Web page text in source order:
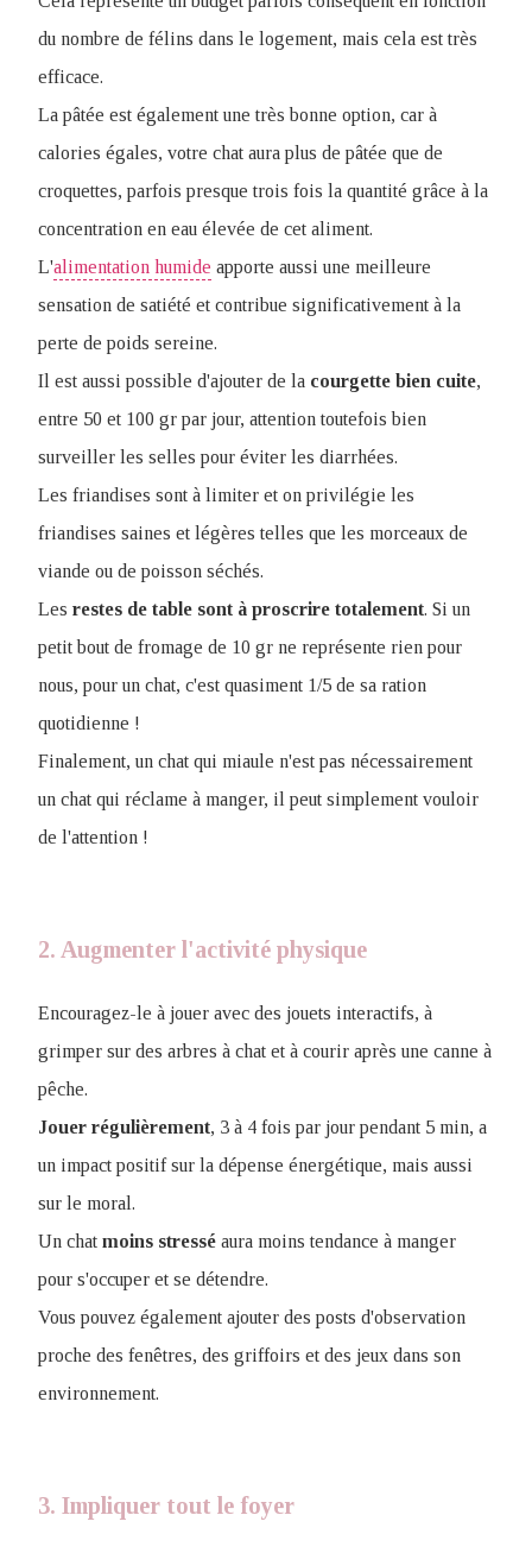
du nombre de félins dans le logement, mais cela est très
efficace.
La pâtée est également une très bonne option, car à
calories égales, votre chat aura plus de pâtée que de
croquettes, parfois presque trois fois la quantité grâce à la
concentration en eau élevée de cet aliment.
L'alimentation humide apporte aussi une meilleure
sensation de satiété et contribue significativement à la
perte de poids sereine.
Il est aussi possible d'ajouter de la courgette bien cuite,
entre 50 et 100 gr par jour, attention toutefois bien
surveiller les selles pour éviter les diarrhées.
Les friandises sont à limiter et on privilégie les
friandises saines et légères telles que les morceaux de
viande ou de poisson séchés.
Les restes de table sont à proscrire totalement. Si un
petit bout de fromage de 10 gr ne représente rien pour
nous, pour un chat, c'est quasiment 1/5 de sa ration
quotidienne !
Finalement, un chat qui miaule n'est pas nécessairement
un chat qui réclame à manger, il peut simplement vouloir
de l'attention !
2. Augmenter l'activité physique
Encouragez-le à jouer avec des jouets interactifs, à
grimper sur des arbres à chat et à courir après une canne à
pêche.
Jouer régulièrement, 3 à 4 fois par jour pendant 5 min, a
un impact positif sur la dépense énergétique, mais aussi
sur le moral.
Un chat moins stressé aura moins tendance à manger
pour s'occuper et se détendre.
Vous pouvez également ajouter des posts d'observation
proche des fenêtres, des griffoirs et des jeux dans son
environnement.
3. Impliquer tout le foyer